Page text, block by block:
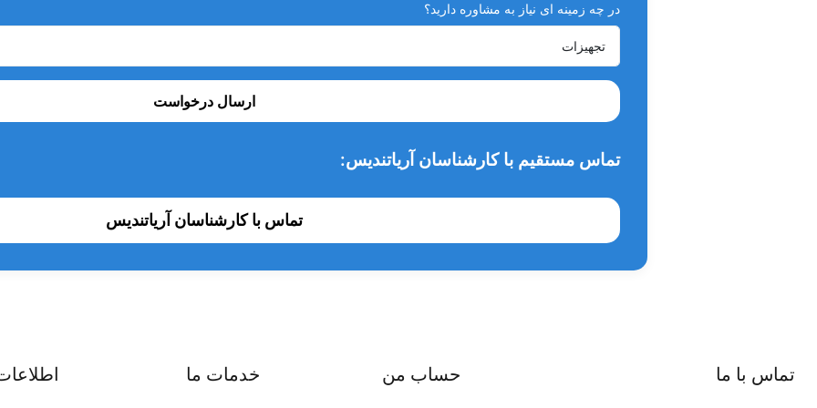
لوازم جانبی دستگاه اپکس لوکیتور وودپیکر :
یک عدد کابل اندازه گیری، دو عدد پروب، چهار عدد گیره فایل، 5 عدد گیره لب، باتری 3.7 ولتی قابل شارژ
دندانپزشک بعد از بررسی عکس رادیوگرافی باید اندازه طول کانال ریشه را تعیین کند تا نقاط ختم درمان مشخص شود و به نسوج پی
در چه زمینه ای نیاز به مشاوره دارید؟
ارسال درخواست
تماس مستقیم با کارشناسان آریاتندیس:
تماس با کارشناسان آریاتندیس
تماس با ما حساب من خدمات ما